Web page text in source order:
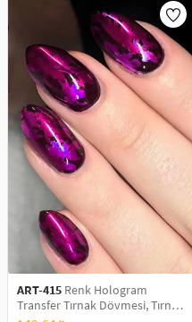
ART-415 Renk Hologram
Transfer Tırnak Dövmesi, Tırnak